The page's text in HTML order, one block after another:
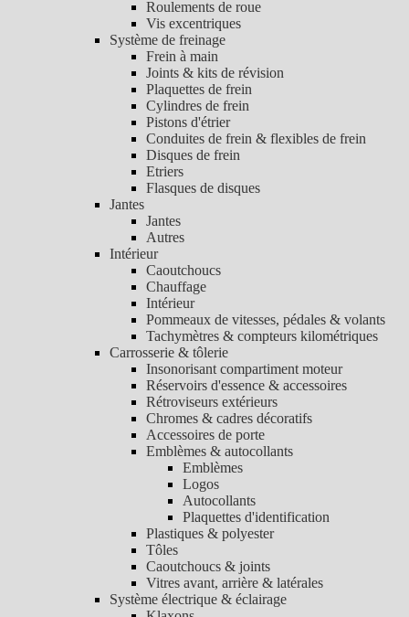
Roulements de roue
Vis excentriques
Système de freinage
Frein à main
Joints & kits de révision
Plaquettes de frein
Cylindres de frein
Pistons d'étrier
Conduites de frein & flexibles de frein
Disques de frein
Etriers
Flasques de disques
Jantes
Jantes
Autres
Intérieur
Caoutchoucs
Chauffage
Intérieur
Pommeaux de vitesses, pédales & volants
Tachymètres & compteurs kilométriques
Carrosserie & tôlerie
Insonorisant compartiment moteur
Réservoirs d'essence & accessoires
Rétroviseurs extérieurs
Chromes & cadres décoratifs
Accessoires de porte
Emblèmes & autocollants
Emblèmes
Logos
Autocollants
Plaquettes d'identification
Plastiques & polyester
Tôles
Caoutchoucs & joints
Vitres avant, arrière & latérales
Système électrique & éclairage